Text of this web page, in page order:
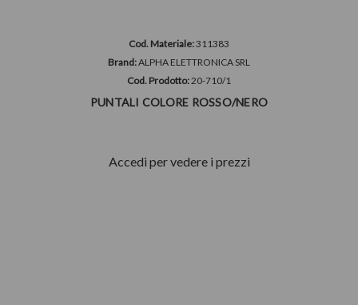
Cod. Materiale:311383
Brand:ALPHA ELETTRONICA SRL
Cod. Prodotto:20-710/1
PUNTALI COLORE ROSSO/NERO
Accedi per vedere i prezzi